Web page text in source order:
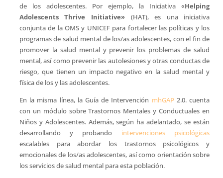
de los adolescentes. Por ejemplo, la Iniciativa «Helping
Adolescents Thrive Initiative»(HAT), es una iniciativa
conjunta de la OMS y UNICEF para fortalecer las políticas y los
programas de salud mental de los/as adolescentes, con el fin de
promover la salud mental y prevenir los problemas de salud
mental, así como prevenir las autolesiones y otras conductas de
riesgo, que tienen un impacto negativo en la salud mental y
física de los y las adolescentes.
En la misma línea, la Guía de Intervención mhGAP2.0. cuenta
con un módulo sobre Trastornos Mentales y Conductuales en
Niños y Adolescentes. Además, según ha adelantado, se están
desarrollando y probando intervenciones psicológicas
escalables para abordar los trastornos psicológicos y
emocionales de los/as adolescentes, así como orientación sobre
los servicios de salud mental para esta población.